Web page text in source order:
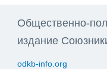
Общественно-
издание
odkb-info.org